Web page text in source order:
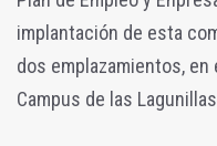
implantación de esta
dos emplazamientos, en
Campus de las